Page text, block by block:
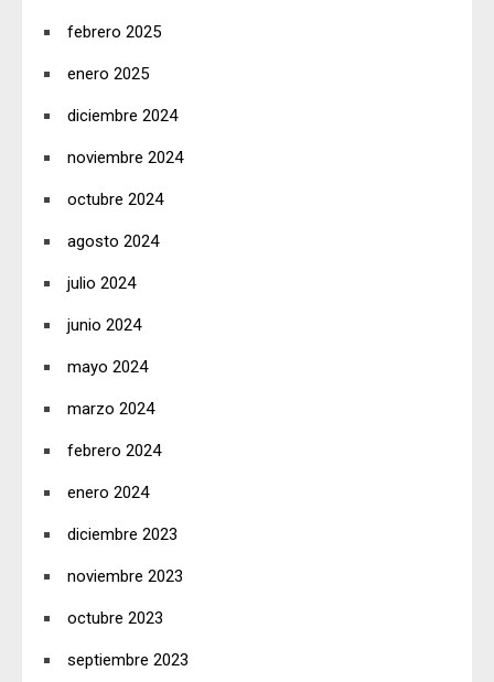
febrero 2025
enero 2025
diciembre 2024
noviembre 2024
octubre 2024
agosto 2024
julio 2024
junio 2024
mayo 2024
marzo 2024
febrero 2024
enero 2024
diciembre 2023
noviembre 2023
octubre 2023
septiembre 2023